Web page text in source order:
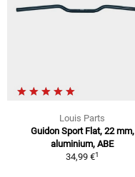
Louis Parts
Guidon Sport Flat, 22 mm,
aluminium, ABE
34,99 €1